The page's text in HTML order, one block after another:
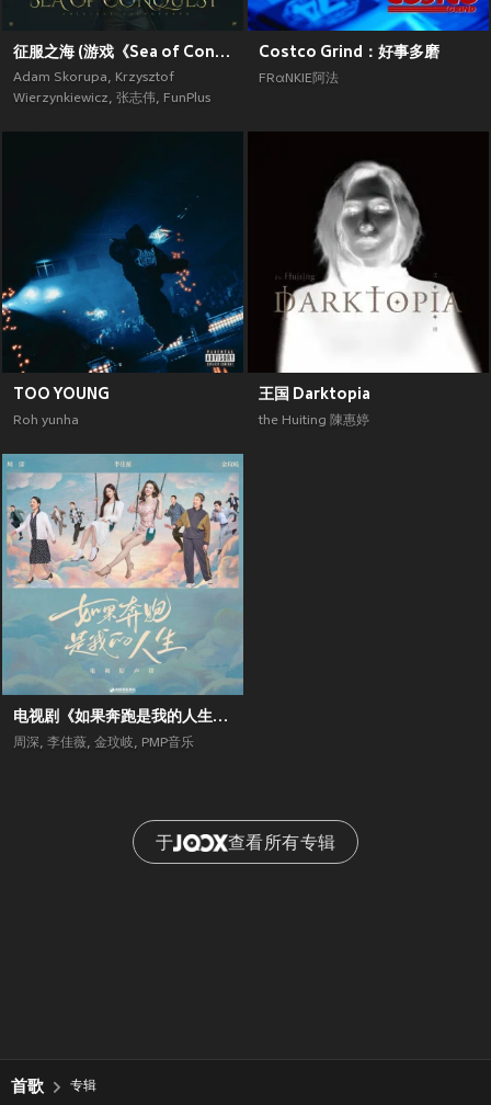
征服之海 (游戏《Sea of Conquest》原声带)
Adam Skorupa, Krzysztof
Wierzynkiewicz, 张志伟, FunPlus
Costco Grind：好事多磨
FRαNKIE阿法
TOO YOUNG
Roh yunha
王国 Darktopia
the Huiting 陳惠婷
电视剧《如果奔跑是我的人生》原声带
周深, 李佳薇, 金玟岐, PMP音乐
于 查看所有专辑
首歌 专辑